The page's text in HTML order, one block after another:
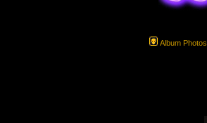
Album Photos